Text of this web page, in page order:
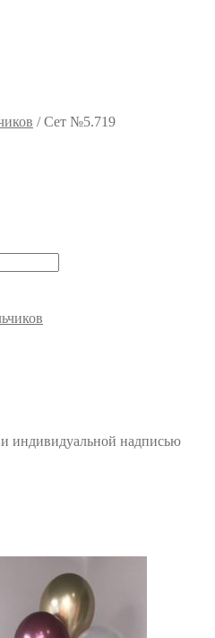
/Сет №5.719
индивидуальной надписью